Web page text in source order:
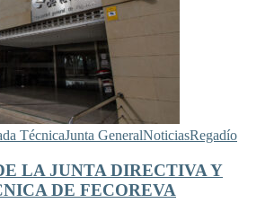
TécnicaJunta GeneralNoticiasRegadío
LA JUNTA DIRECTIVA Y
DE FECOREVA